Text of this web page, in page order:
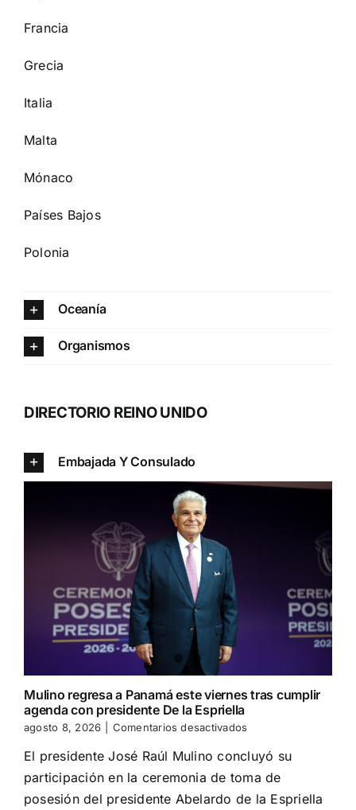
Francia
Grecia
Italia
Malta
Mónaco
Países Bajos
Polonia
Oceanía
Organismos
DIRECTORIO REINO UNIDO
Embajada Y Consulado
Mulino regresa a Panamá este viernes tras cumplir
agenda con presidente De la Espriella
agosto 8, 2026 Comentarios desactivadosen
regresa
a
Panamá
este
El presidente José Raúl Mulino concluyó su
participación en la ceremonia de toma de
posesión del presidente Abelardo de la Espriella